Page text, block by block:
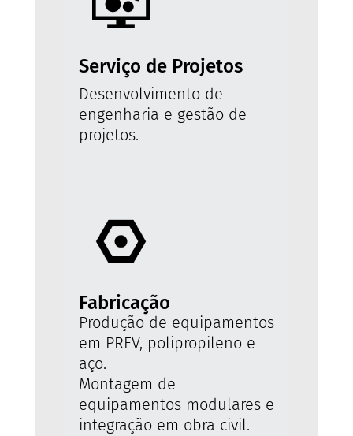
Serviço de Projetos
Desenvolvimento de
engenharia e gestão de
projetos.
Fabricação
Produção de equipamentos
em PRFV, polipropileno e
aço.
Montagem de
equipamentos modulares e
integração em obra civil.